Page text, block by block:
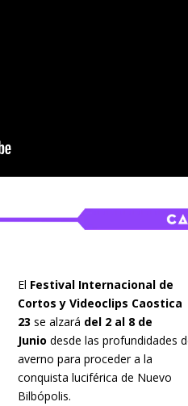
El Festival Internacional de
Cortos y Videoclips Caostica
23 se alzará del 2 al 8 de
Junio desde las profundidades
averno para proceder a la
conquista luciférica de Nuevo
Bilbópolis.